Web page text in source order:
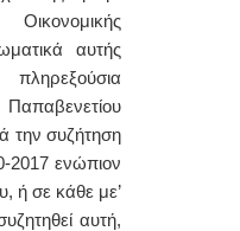
αυτής
την συζήτηση
2017 ενώπιον
ή σε κάθε με’
αυτή,